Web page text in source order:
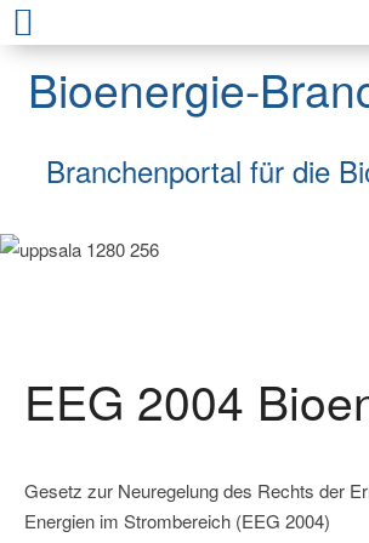
Bioenergie-
Branchenportal für die
EEG 2004
Gesetz zur Neuregelung des Rechts der
Energien im Strombereich (EEG 2004)